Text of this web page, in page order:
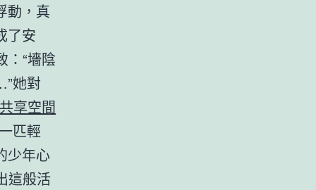
動，真
了安
：“墻陰
她對
共享空間
匹輕
少年心
這般活